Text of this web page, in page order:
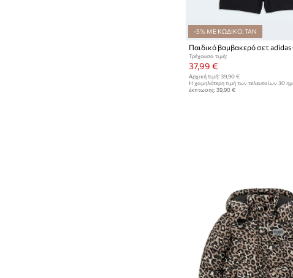
-5% ΜΕ ΚΩΔΙΚΟ: TAN
Παιδικό βαμβακερό σετ
Τρέχουσα τιμή:
37,99 €
Αρχική τιμή: 39,90 €
Η χαμηλότερη τιμή των τελευταίων 30
έκπτωσης: 39,90 €